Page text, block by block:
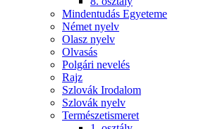
Mindentudás Egyeteme
Német nyelv
Olasz nyelv
Olvasás
Polgári nevelés
Rajz
Szlovák Irodalom
Szlovák nyelv
Természetismeret